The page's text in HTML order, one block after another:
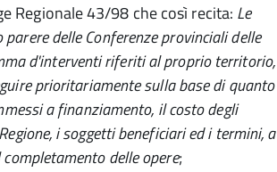
Regionale 43/98 che così recita: Le
delle Conferenze provinciali delle
d'interventi riferiti al proprio territorio,
prioritariamente sulla base di quanto
a finanziamento, il costo degli
i soggetti beneficiari ed i termini, a
delle opere;